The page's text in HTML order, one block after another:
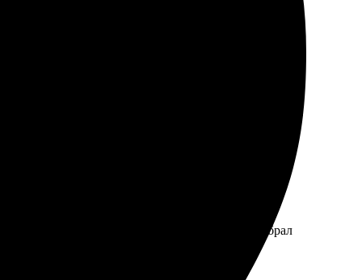
на сайте, всё очень просто. Доставили в
ответила, все объяснила. Через пару дней забрал